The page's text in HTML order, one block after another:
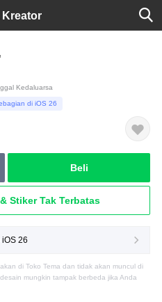
Kreator
Kedaluarsa
di iOS 26
Beli
Stiker Tak Terbatas
26
di Toko Tema dan tidak akan muncul di
mungkin tampak berbeda jika Anda